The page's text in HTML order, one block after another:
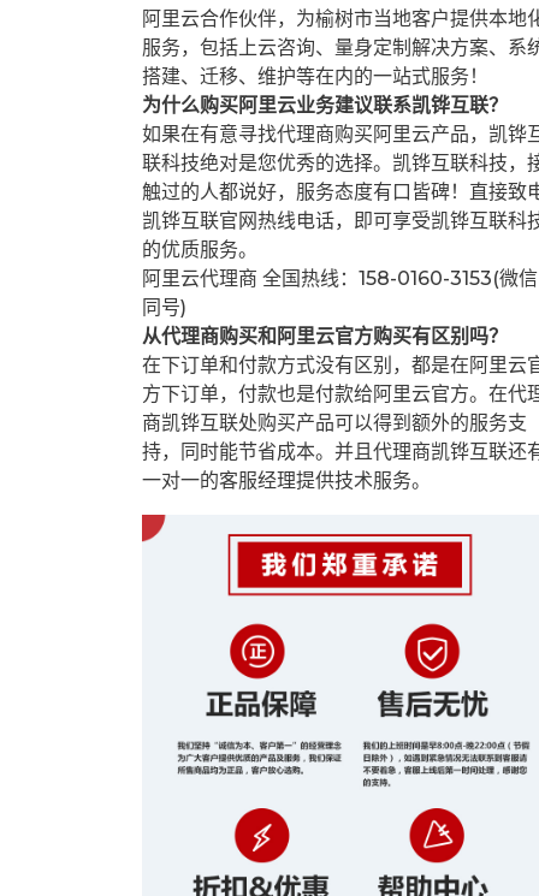
阿里云合作伙伴，为榆树市当地客户提供本地
服务，包括上云咨询、量身定制解决方案、系
搭建、迁移、维护等在内的一站式服务！
为什么购买阿里云业务建议联系凯铧互联？
如果在有意寻找代理商购买阿里云产品，凯铧
联科技绝对是您优秀的选择。凯铧互联科技，
触过的人都说好，服务态度有口皆碑！直接致
凯铧互联官网热线电话，即可享受凯铧互联科
的优质服务。
阿里云代理商 全国热线：158-0160-3153(微信
同号)
从代理商购买和阿里云官方购买有区别吗？
在下订单和付款方式没有区别，都是在阿里云
方下订单，付款也是付款给阿里云官方。在代
商凯铧互联处购买产品可以得到额外的服务支
持，同时能节省成本。并且代理商凯铧互联还
一对一的客服经理提供技术服务。